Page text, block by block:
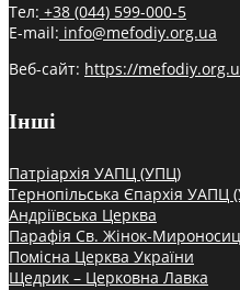
Тел: +38 (044) 599-000-5
E-mail: info@mefodiy.org.ua
Веб-сайт: https://
Інші
Патріархія УАПЦ (УПЦ)
Тернопільська Єпархія УАПЦ
Андріївська Церква
Парафія Св. Жінок-
Помісна Церква України
Щедрик – Церковна Лавка